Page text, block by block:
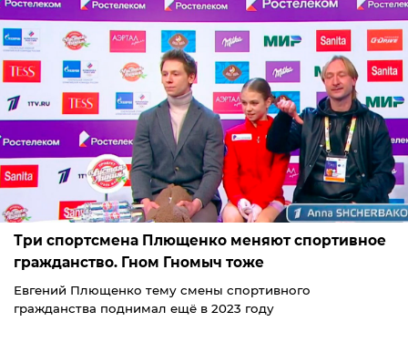
Три спортсмена Плющенко меняют спортивное
гражданство. Гном Гномыч тоже
Евгений Плющенко тему смены спортивного
гражданства поднимал ещё в 2023 году